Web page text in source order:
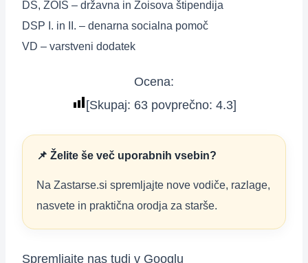
DS, ZOIS – državna in Zoisova štipendija
DSP I. in II. – denarna socialna pomoč
VD – varstveni dodatek
Ocena:
[Skupaj: 63povprečno: 4.3]
📌 Želite še več uporabnih vsebin?
Na Zastarse.si spremljajte nove vodiče, razlage,
nasvete in praktična orodja za starše.
Spremljajte nas tudi v Googlu